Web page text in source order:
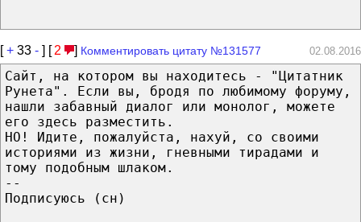
[+ 33 - ] [ 2 ] Комментировать цитату №131577 02.08.2016
Сайт, на котором вы находитесь - "Цитатник
Рунета". Если вы, бродя по любимому форуму,
нашли забавный диалог или монолог, можете
его здесь разместить.
НО! Идите, пожалуйста, нахуй, со своими
историями из жизни, гневными тирадами и
тому подобным шлаком.
--
Подписуюсь (сн)